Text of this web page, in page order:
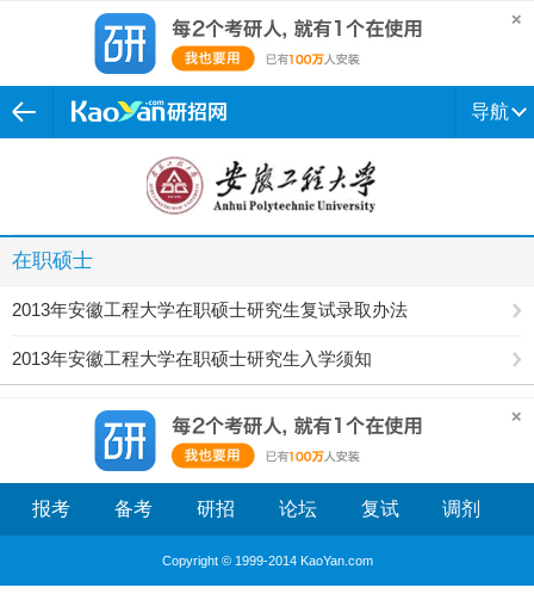
导航
在职硕士
2013年安徽工程大学在职硕士研究生复试录取办法
2013年安徽工程大学在职硕士研究生入学须知
报考 备考 研招 论坛 复试 调剂
Copyright © 1999-2014 KaoYan.com